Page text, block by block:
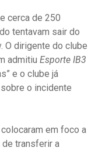
cerca de 250
tentavam sair do
O dirigente do clube
admitiu Esporte IB3
e o clube já
o incidente
em foco a
de transferir a